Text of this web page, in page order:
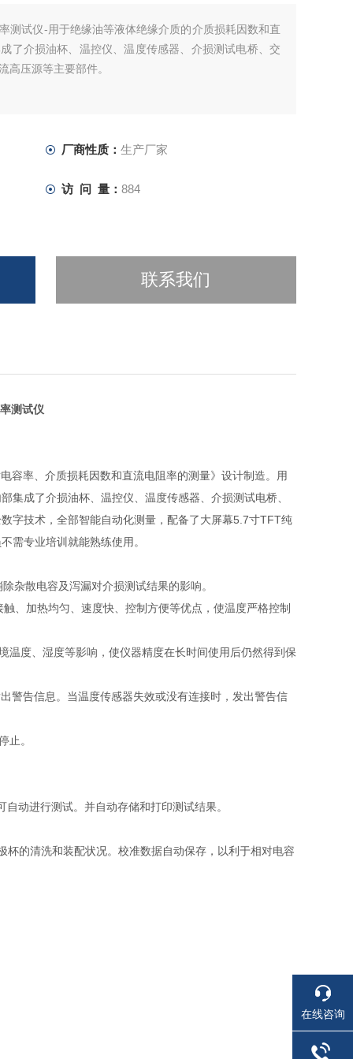
测试仪-用于绝缘油等液体绝缘介质的介质损耗因数和直
了介损油杯、温控仪、温度传感器、介损测试电桥、交
高压源等主要部件。
厂商性质： 生产厂家
访 问 量： 884
联系我们
测试仪
容率、介质损耗因数和直流电阻率的测量》设计制造。用
集成了介损油杯、温控仪、温度传感器、介损测试电桥、
字技术，全部智能自动化测量，配备了大屏幕5.7寸TFT纯
需专业培训就能熟练使用。
杂散电容及泻漏对介损测试结果的影响。
、加热均匀、速度快、控制方便等优点，使温度严格控制
温度、湿度等影响，使仪器精度在长时间使用后仍然得到保
警告信息。当温度传感器失效或没有连接时，发出警告信
止。
动进行测试。并自动存储和打印测试结果。
杯的清洗和装配状况。校准数据自动保存，以利于相对电容
在线咨询